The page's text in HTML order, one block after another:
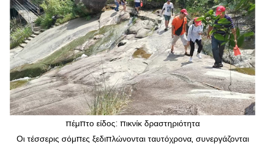
πέμπτο είδος: πικνίκ δραστηριότητα
Οι τέσσερις σόμπες ξεδιπλώνονται ταυτόχρονα, συνεργάζονται